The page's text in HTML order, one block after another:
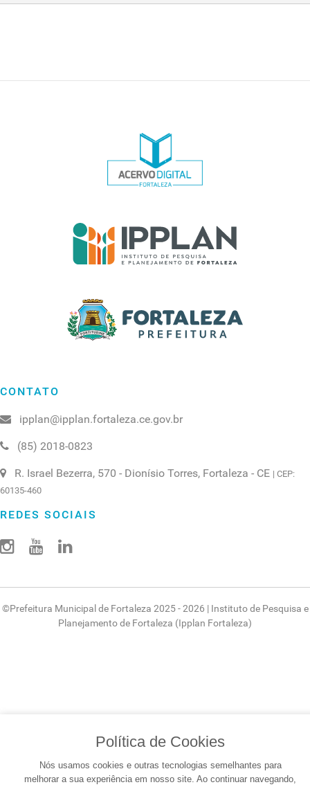
CONTATO
ipplan@ipplan.fortaleza.ce.gov.br
(85) 2018-0823
R. Israel Bezerra, 570 - Dionísio Torres, Fortaleza - CE | CEP:
60135-460
REDES SOCIAIS
©Prefeitura Municipal de Fortaleza 2025 - 2026 | Instituto de Pesquisa e
Planejamento de Fortaleza (Ipplan Fortaleza)
Política de Cookies
Nós usamos cookies e outras tecnologias semelhantes para
melhorar a sua experiência em nosso site. Ao continuar navegando,